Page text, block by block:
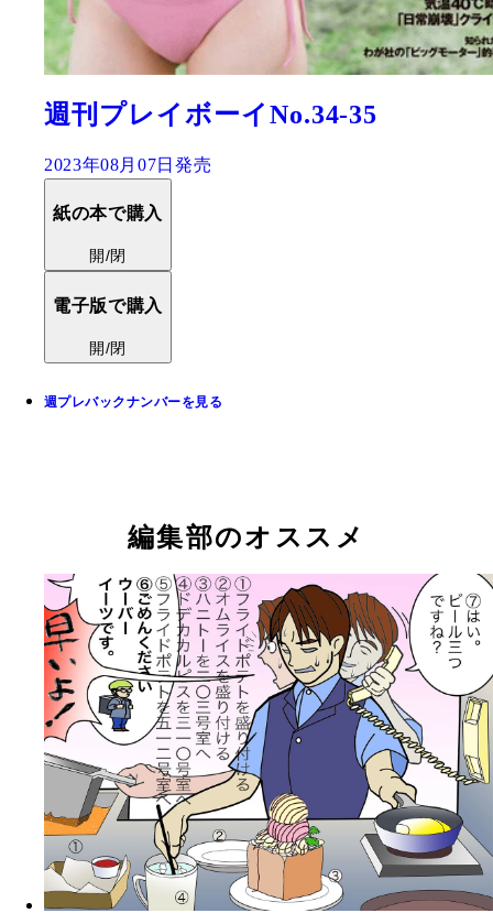
週刊プレイボーイNo.34-35
2023年08月07日発売
紙の本で購入
開/閉
電子版で購入
開/閉
週プレバックナンバーを見る
編集部のオススメ